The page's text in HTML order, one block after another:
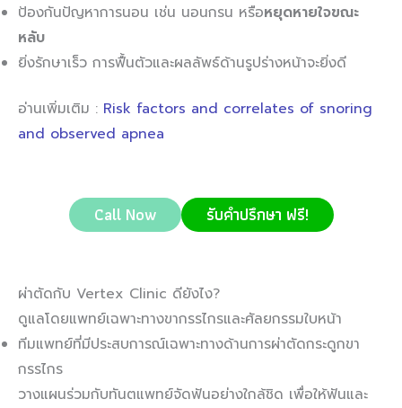
ป้องกันปัญหาการนอน เช่น นอนกรน หรือหยุดหายใจขณะ
หลับ
ยิ่งรักษาเร็ว การฟื้นตัวและผลลัพธ์ด้านรูปร่างหน้าจะยิ่งดี
อ่านเพิ่มเติม : Risk factors and correlates of snoring
and observed apnea
Call Now รับคำปรึกษา ฟรี!
ผ่าตัดกับ Vertex Clinic ดียังไง?
ดูแลโดยแพทย์เฉพาะทางขากรรไกรและศัลยกรรมใบหน้า
ทีมแพทย์ที่มีประสบการณ์เฉพาะทางด้านการผ่าตัดกระดูกขา
กรรไกร
วางแผนร่วมกับทันตแพทย์จัดฟันอย่างใกล้ชิด เพื่อให้ฟันและ